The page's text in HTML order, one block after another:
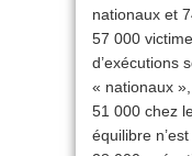
nationaux et
57 000
d’exécutions
« nationaux
51 000 chez
équilibre